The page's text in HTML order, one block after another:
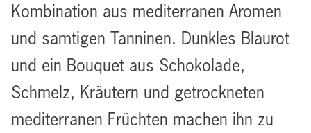
Kombination aus mediterranen Aromen
und samtigen Tanninen. Dunkles Blaurot
und ein Bouquet aus Schokolade,
Schmelz, Kräutern und getrockneten
mediterranen Früchten machen ihn zu